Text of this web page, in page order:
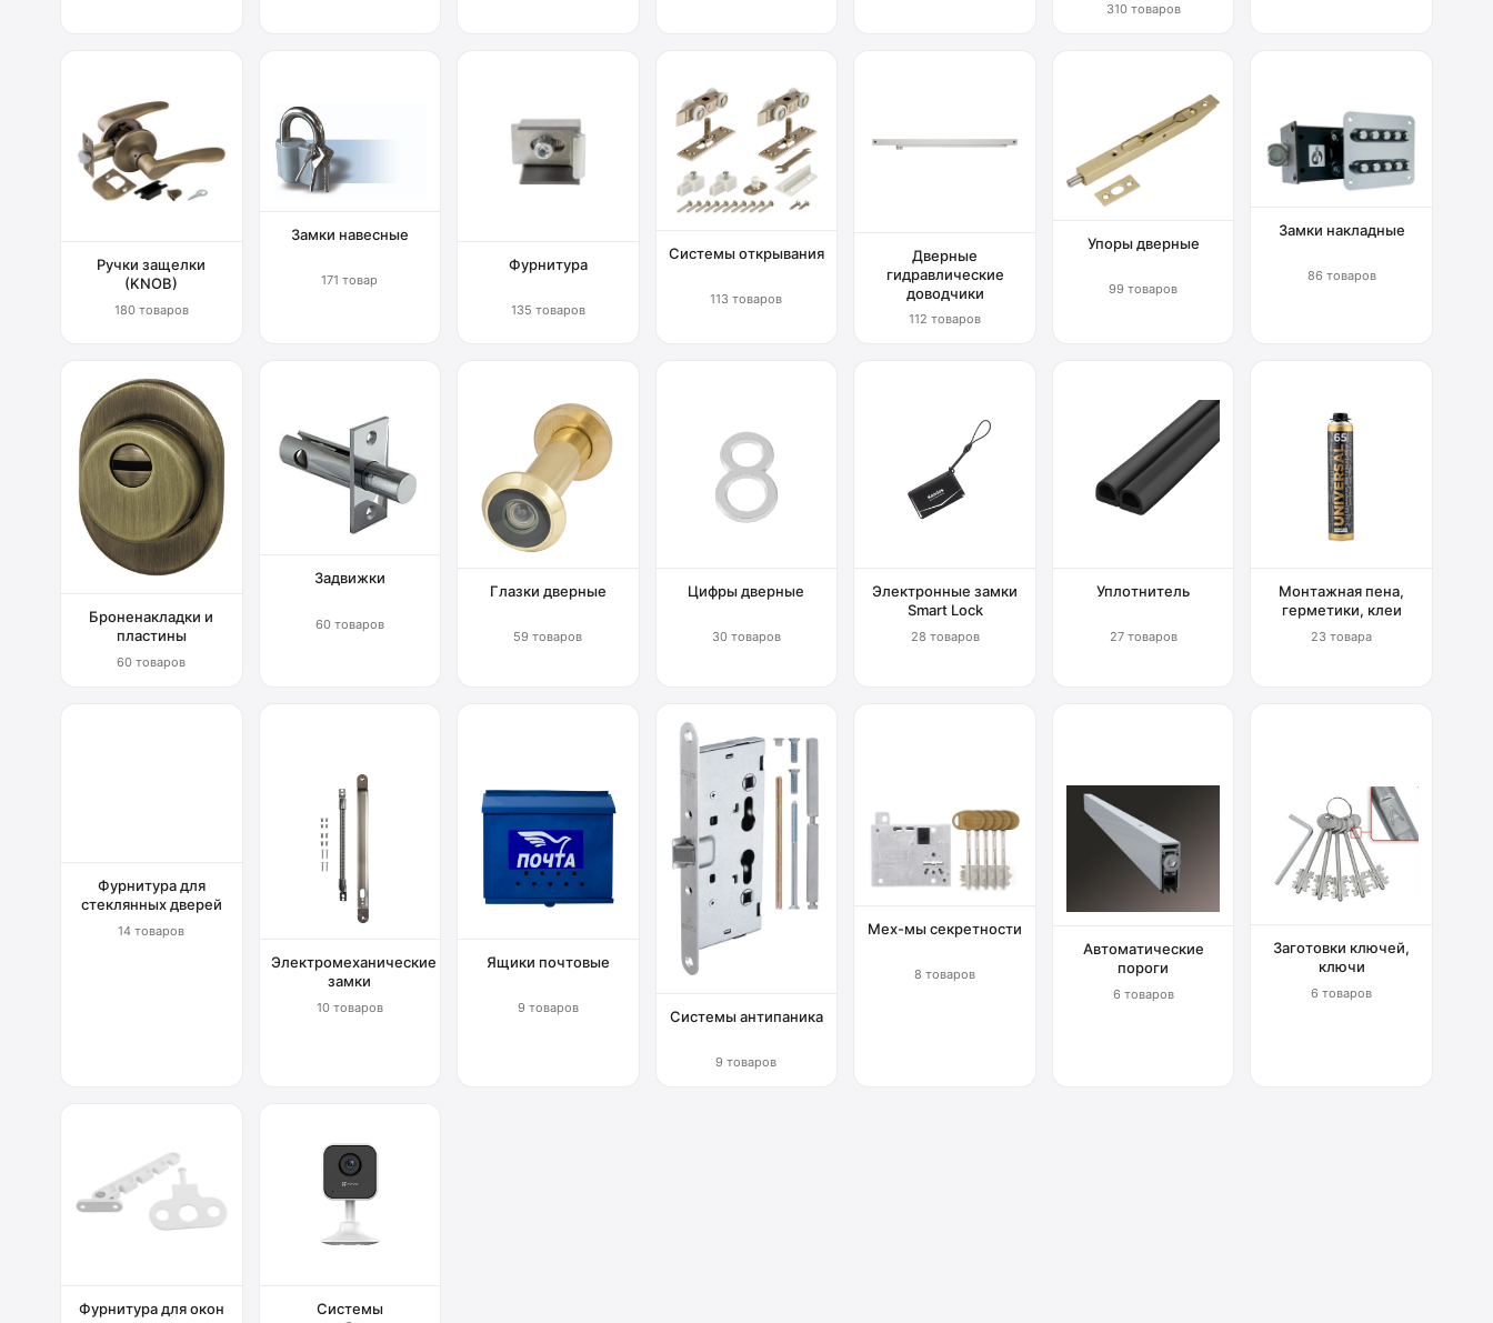
310 товаров
Ручки защелки
(KNOB)
180 товаров
Замки навесные
171 товар
Фурнитура
135 товаров
Системы открывания
113 товаров
Дверные
гидравлические
доводчики
112 товаров
Упоры дверные
99 товаров
Замки накладные
86 товаров
Броненакладки и
пластины
60 товаров
Задвижки
60 товаров
Глазки дверные
59 товаров
Цифры дверные
30 товаров
Электронные замки
Smart Lock
28 товаров
Уплотнитель
27 товаров
Монтажная пена,
герметики, клеи
23 товара
Фурнитура для
стеклянных дверей
14 товаров
Электромеханические
замки
10 товаров
Ящики почтовые
9 товаров Системы антипаника
9 товаров
Мех-мы секретности
8 товаров
Автоматические
пороги
6 товаров
Заготовки ключей,
ключи
6 товаров
Фурнитура для окон
Системы